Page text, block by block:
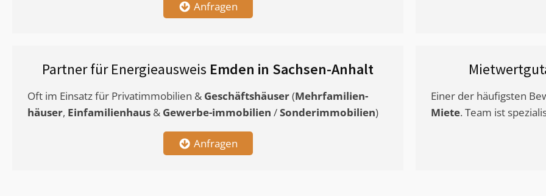
Anfragen
Partner für Energieausweis Emden in Sachsen-Anhalt
Oft im Einsatz für Privatimmobilien & Geschäftshäuser(Mehrfamilien-
häuser, Einfamilienhaus & Gewerbe-immobilien /Sonderimmobilien)
Anfragen
Einer der häufigsten
Miete. Team ist